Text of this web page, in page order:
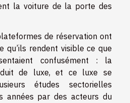
la voiture de la porte des
de réservation ont
qu’ils rendent visible ce que
confusément : la
de luxe, et ce luxe se
études sectorielles
années par des acteurs du